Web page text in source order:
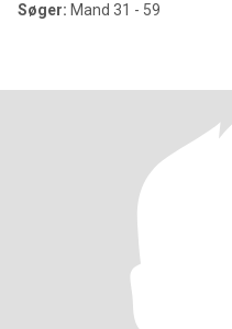
Søger: Mand 31 - 59